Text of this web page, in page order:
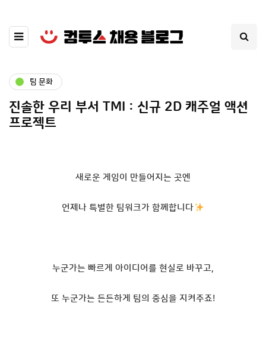
팀 문화
진솔한 우리 부서 TMI : 신규 2D 캐주얼 액션
프로젝트
새로운 게임이 만들어지는 곳엔
언제나 특별한 팀워크가 함께합니다
누군가는 빠르게 아이디어를 현실로 바꾸고,
또 누군가는 든든하게 팀의 중심을 지켜주죠!